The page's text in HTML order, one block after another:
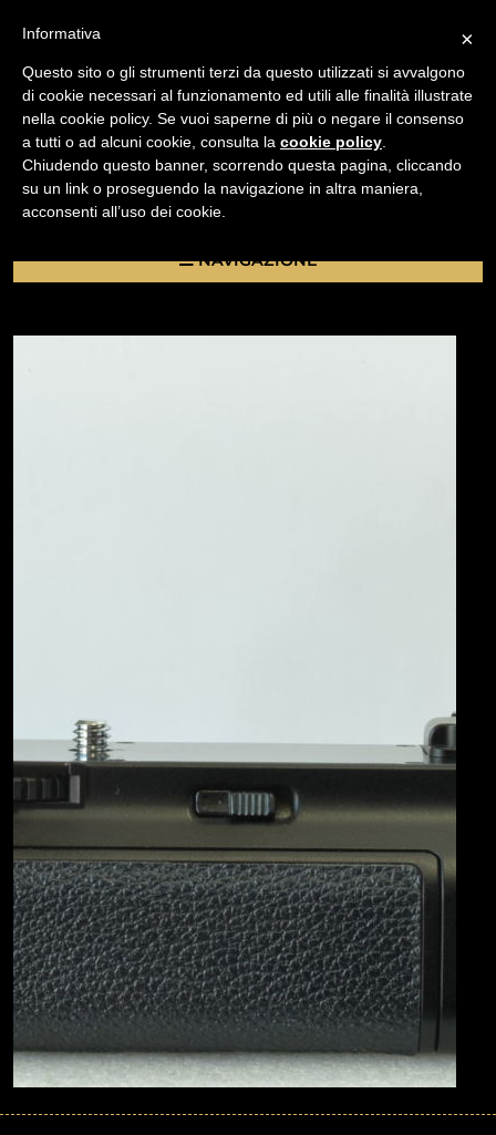
/
USATO
BATTERY GRIP CANON BG-ED3 PER CANON 10D, D60,
D30
NAVIGAZIONE
×
Informativa
Questo sito o gli strumenti terzi da questo utilizzati si avvalgono
di cookie necessari al funzionamento ed utili alle finalità illustrate
nella cookie policy. Se vuoi saperne di più o negare il consenso
a tutti o ad alcuni cookie, consulta la cookie policy
Chiudendo questo banner, scorrendo questa pagina, cliccando
su un link o proseguendo la navigazione in altra maniera,
acconsenti all’uso dei cookie.